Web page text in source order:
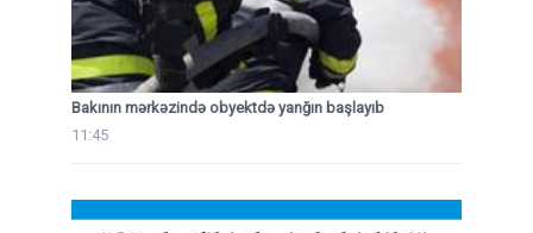
Bakının mərkəzində obyektdə yanğın başlayıb
11:45